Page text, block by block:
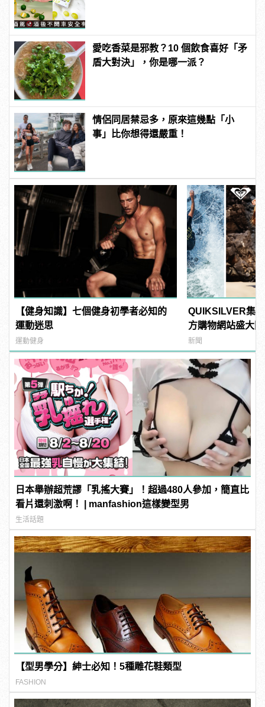
愛吃香菜是邪教？10 個飲食喜好「矛
盾大對決」，你是哪一派？
情侶同居禁忌多，原來這幾點「小
事」比你想得還嚴重！
【健身知識】七個健身初學者必知的
運動迷思
運動健身
QUIKSILVER集
方購物網站盛大
新聞
日本舉辦超荒謬「乳搖大賽」！超過480人參加，簡直比
看片還刺激啊！ | manfashion這樣變型男
生活話題
【型男學分】紳士必知！5種雕花鞋類型
FASHION